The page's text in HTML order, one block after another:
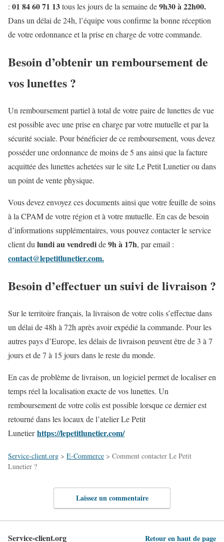
: 01 84 60 71 13tous les jours de la semaine de9h30 à 22h00.
Dans un délai de 24h, l’équipe vous confirme la bonne réception
de votre ordonnance et la prise en charge de votre commande.
Besoin d’obtenir un remboursement de
vos lunettes ?
Un remboursement partiel à total de votre paire de lunettes de vue
est possible avec une prise en charge par votre mutuelle et par la
sécurité sociale. Pour bénéficier de ce remboursement, vous devez
posséder une ordonnance de moins de 5 ans ainsi que la facture
acquittée des lunettes achetées sur le site Le Petit Lunetier ou dans
un point de vente physique.
Vous devez envoyez ces documents ainsi que votre feuille de soins
à la CPAM de votre région et à votre mutuelle. En cas de besoin
d’informations supplémentaires, vous pouvez contacter le service
client dulundi au vendredide9h à 17h, par email :
contact@lepetitlunetier.com.
Besoin d’effectuer un suivi de livraison ?
Sur le territoire français, la livraison de votre colis s’effectue dans
un délai de 48h à 72h après avoir expédié la commande. Pour les
autres pays d’Europe, les délais de livraison peuvent être de 3 à 7
jours et de 7 à 15 jours dans le reste du monde.
En cas de problème de livraison, un logiciel permet de localiser en
temps réel la localisation exacte de vos lunettes. Un
remboursement de votre colis est possible lorsque ce dernier est
retourné dans les locaux de l’atelier Le Petit
Lunetier https://lepetitlunetier.com/
Service-client.org > E-Commerce > Comment contacter Le Petit
Lunetier ?
Laissez un commentaire
Service-client.org Retour en haut de page